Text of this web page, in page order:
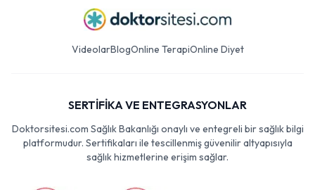
VideolarBlogOnline TerapiOnline Diyet
SERTİFİKA VE ENTEGRASYONLAR
Doktorsitesi.com Sağlık Bakanlığı onaylı ve entegreli bir sağlık bilgi
platformudur. Sertifikaları ile tescillenmiş güvenilir altyapısıyla
sağlık hizmetlerine erişim sağlar.